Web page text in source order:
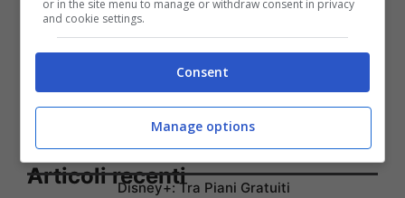
Articoli recentiDisney+: Tra Piani Gratuiti
or in the site menu to manage or withdraw consent in privacy
and cookie settings.
Consent
Manage options